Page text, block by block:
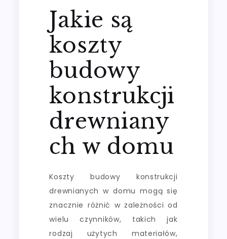
Jakie są
koszty
budowy
konstrukcji
drewniany
ch w domu
Koszty budowy konstrukcji
drewnianych w domu mogą się
znacznie różnić w zależności od
wielu czynników, takich jak
rodzaj użytych materiałów,